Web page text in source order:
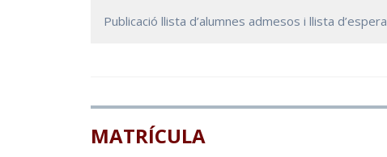
Publicació llista d’alumnes admesos i llista d’espera
MATRÍCULA